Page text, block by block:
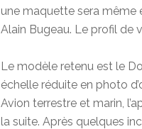
une maquette sera même
Alain Bugeau. Le profil de
Le modèle retenu est le
échelle réduite en photo
Avion terrestre et marin,
la suite. Après quelques